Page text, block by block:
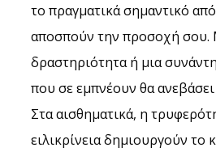
το πραγματικά σημαντικό
αποσπούν την προσοχή σου.
δραστηριότητα ή μια
που σε εμπνέουν θα
Στα αισθηματικά, η
ειλικρίνεια δημιουργούν το